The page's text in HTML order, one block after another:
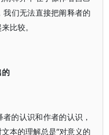
们无法直接把阐释者的
比较。
的
的认识和作者的认识，
本的理解总是“对意义的